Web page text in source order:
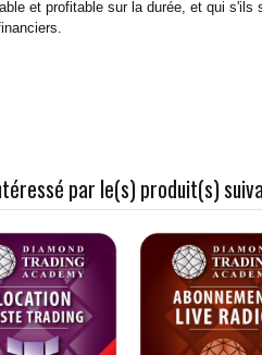
et profitable sur la durée, et qui
par le(s) produit(s)